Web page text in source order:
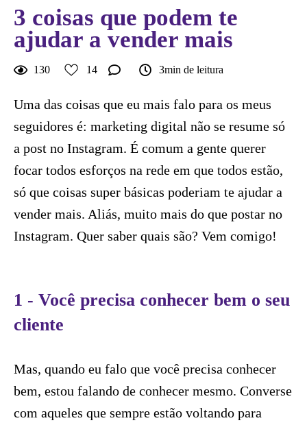
3 coisas que podem te
ajudar a vender mais
130 14 3min de leitura
Uma das coisas que eu mais falo para os meus
seguidores é: marketing digital não se resume só
a post no Instagram. É comum a gente querer
focar todos esforços na rede em que todos estão,
só que coisas super básicas poderiam te ajudar a
vender mais. Aliás, muito mais do que postar no
Instagram. Quer saber quais são? Vem comigo!
1 - Você precisa conhecer bem o seu
cliente
Mas, quando eu falo que você precisa conhecer
bem, estou falando de conhecer mesmo. Converse
com aqueles que sempre estão voltando para